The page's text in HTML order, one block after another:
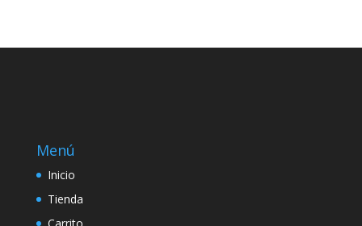
Menú
Inicio
Tienda